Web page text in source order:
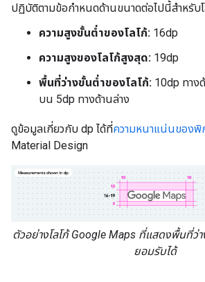
ปฏิบัติตามข้อกำหนดด้านขนาดต่อไปนี้สำหรับ
ความสูงขั้นต่ำของโลโก้: 16dp
ความสูงของโลโก้สูงสุด: 19dp
พื้นที่ว่างขั้นต่ำของโลโก้: 10dp ทาง
บน 5dp ทางด้านล่าง
ดูข้อมูลเกี่ยวกับ dp ได้ที่ความหนาแน่นของพิ
Material Design
ตัวอย่างโลโก้ Google Maps ที่แสดงพื้นที่ว่
ยอมรับได้